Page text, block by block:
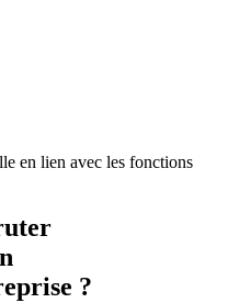
en lien avec les fonctions
?